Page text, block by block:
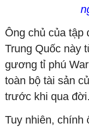
Ông chủ của tập
Trung Quốc này
gương tỉ phú
toàn bộ tài sản
trước khi qua đời.
Tuy nhiên, chính